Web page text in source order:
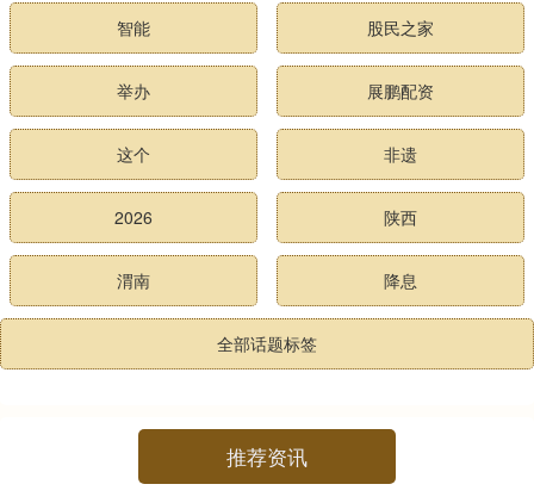
智能 股民之家
举办 展鹏配资
这个 非遗
2026 陕西
渭南 降息
全部话题标签
推荐资讯